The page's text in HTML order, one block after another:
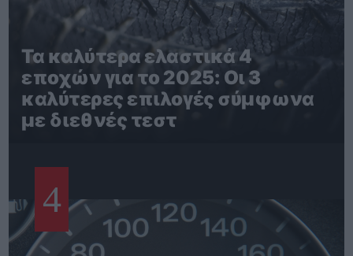
Τα καλύτερα ελαστικά 4
εποχών για το 2025: Οι 3
καλύτερες επιλογές σύμφωνα
με διεθνές τεστ
4